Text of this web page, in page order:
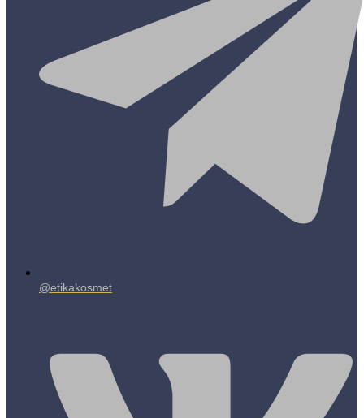
@etikakosmet